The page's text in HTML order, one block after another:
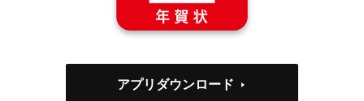
アプリダウンロード